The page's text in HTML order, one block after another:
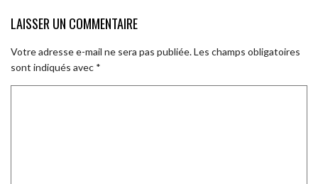
LAISSER UN COMMENTAIRE
Votre adresse e-mail ne sera pas publiée.Les champs obligatoires
sont indiqués avec *